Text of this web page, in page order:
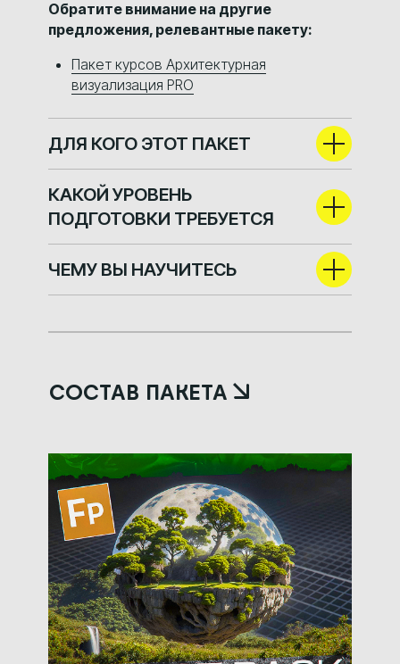
Обратите внимание на другие
предложения, релевантные пакету:
Пакет курсов Архитектурная
визуализация PRO
ДЛЯ КОГО ЭТОТ ПАКЕТ
КАКОЙ УРОВЕНЬ
ПОДГОТОВКИ ТРЕБУЕТСЯ
ЧЕМУ ВЫ НАУЧИТЕСЬ
СОСТАВ ПАКЕТА